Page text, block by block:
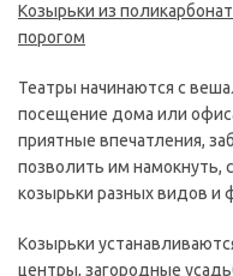
Козырьки из
порогом
Театры начинаются с
посещение дома или
приятные впечатления,
позволить им намокнуть,
козырьки разных видов и
Козырьки
центры, загородные